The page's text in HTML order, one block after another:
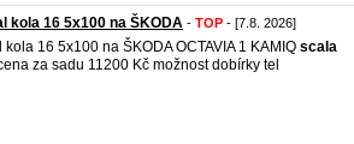
kola 16 5x100 na ŠKODA - TOP - [7.8. 2026]
16 5x100 na ŠKODA OCTAVIA 1 KAMIQ scala
za sadu 11200 Kč možnost dobírky tel